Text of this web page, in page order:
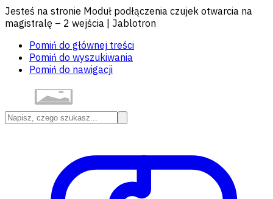
Jesteś na stronie Moduł podłączenia czujek otwarcia na
magistralę – 2 wejścia | Jablotron
Pomiń do głównej treści
Pomiń do wyszukiwania
Pomiń do nawigacji